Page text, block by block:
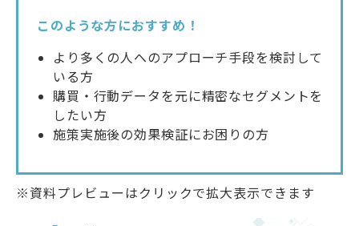
このような方におすすめ！
より多くの人へのアプローチ手段を検討して
いる方
購買・行動データを元に精密なセグメントを
したい方
施策実施後の効果検証にお困りの方
※資料プレビューはクリックで拡大表示できます